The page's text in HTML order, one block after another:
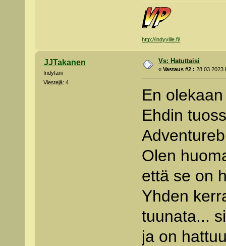
http://indyville.fi/
JJTakanen
Indyfani
Viestejä: 4
Vs: Hatuttaisi
«Vastaus #2 : 28.03.2023
En
Ehdin
Olen
että se on
Yhden
tuunata...
ja on